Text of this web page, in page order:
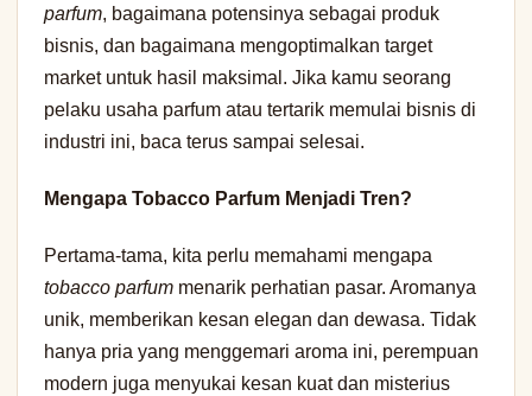
parfum, bagaimana potensinya sebagai produk
bisnis, dan bagaimana mengoptimalkan target
market untuk hasil maksimal. Jika kamu seorang
pelaku usaha parfum atau tertarik memulai bisnis di
industri ini, baca terus sampai selesai.
Mengapa Tobacco Parfum Menjadi Tren?
Pertama-tama, kita perlu memahami mengapa
tobacco parfum menarik perhatian pasar. Aromanya
unik, memberikan kesan elegan dan dewasa. Tidak
hanya pria yang menggemari aroma ini, perempuan
modern juga menyukai kesan kuat dan misterius